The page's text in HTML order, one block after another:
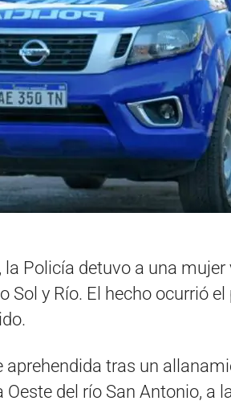
la Policía detuvo a una
Sol y Río. El hecho ocurrió
aprehendida tras un
del río San Antonio, a